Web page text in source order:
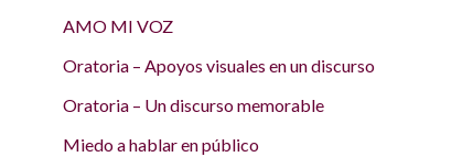
a
r
AMO MI VOZ
Oratoria – Apoyos visuales en un discurso
Oratoria – Un discurso memorable
Miedo a hablar en público